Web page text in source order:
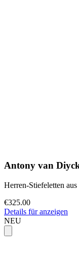
Antony van
Herren-Stiefeletten
€325.00
Details für anzeigen
NEU